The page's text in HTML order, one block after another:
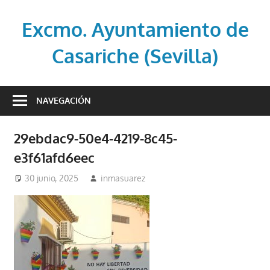
contenidoExcmo. Ayuntamiento de
Casariche (Sevilla)
oficial
de
Casariche
(Sevilla)
NAVEGACIÓN
29ebdac9-50e4-4219-8c45-
e3f61afd6eec
30 junio, 2025 inmasuarez